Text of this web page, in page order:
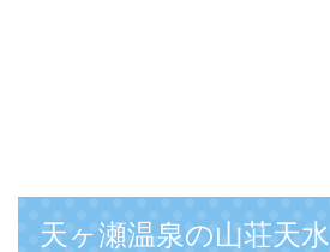
天ヶ瀬温泉の山荘天水